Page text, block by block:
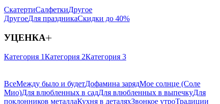
СкатертиСалфеткиДругое
ДругоеДля праздникаСкидки до 40%
УЦЕНКА
Категория 1Категория 2Категория 3
ВсеМежду было и будетДофамина зарядМое солнце (Соле
Мио)Для влюбленных в садДля влюбленных в выпечкуДля
поклонников металлаКухня в деталяхЗвонкое утроТрадиции